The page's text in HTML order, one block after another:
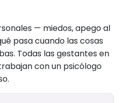
— miedos, apego al
pasa cuando las cosas
Todas las gestantes en
con un psicólogo